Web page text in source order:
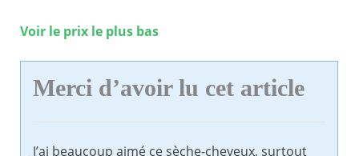
Voir le prix le plus bas
Merci d’avoir lu cet article
J’ai beaucoup aimé ce sèche-cheveux, surtout